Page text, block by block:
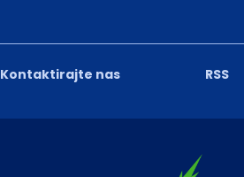
Kontaktirajte nas RSS